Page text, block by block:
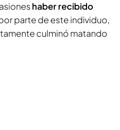
haber recibido
parte de este individuo,
culminó matando